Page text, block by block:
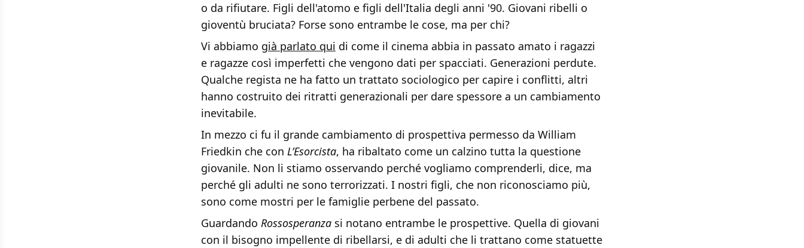
o da rifiutare. Figli dell'atomo e figli dell'Italia degli anni '90. Giovani ribelli o
gioventù bruciata? Forse sono entrambe le cose, ma per chi?
Vi abbiamo già parlato qui di come il cinema abbia in passato amato i ragazzi
e ragazze così imperfetti che vengono dati per spacciati. Generazioni perdute.
Qualche regista ne ha fatto un trattato sociologico per capire i conflitti, altri
hanno costruito dei ritratti generazionali per dare spessore a un cambiamento
inevitabile.
In mezzo ci fu il grande cambiamento di prospettiva permesso da William
Friedkin che con L’Esorcista, ha ribaltato come un calzino tutta la questione
giovanile. Non li stiamo osservando perché vogliamo comprenderli, dice, ma
perché gli adulti ne sono terrorizzati. I nostri figli, che non riconosciamo più,
sono come mostri per le famiglie perbene del passato.
Guardando Rossosperanza si notano entrambe le prospettive. Quella di giovani
con il bisogno impellente di ribellarsi, e di adulti che li trattano come statuette